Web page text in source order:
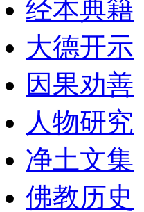
经本典籍
大德开示
因果劝善
人物研究
净土文集
佛教历史